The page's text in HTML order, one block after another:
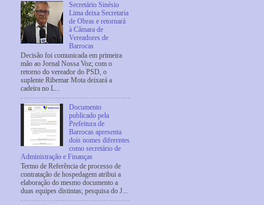
Secretário Sinésio
Lima deixa Secretaria
de Obras e retornará
à Câmara de
Vereadores de
Barrocas
Decisão foi comunicada em primeira
mão ao Jornal Nossa Voz; com o
retorno do vereador do PSD, o
suplente Ribemar Mota deixará a
cadeira no L...
Documento
publicado pela
Prefeitura de
Barrocas apresenta
dois nomes diferentes
como secretário de
Administração e Finanças
Termo de Referência de processo de
contratação de hospedagem atribui a
elaboração do mesmo documento a
duas equipes distintas; pesquisa do J...